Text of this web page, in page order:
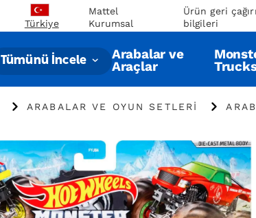
Türkiye
Mattel
Kurumsal
Ürün geri
bilgileri
Tümünü İncele Arabalar ve
Araçlar
"
Oyun
Setleri
"
ARABALAR VE OYUN SETLERI
"